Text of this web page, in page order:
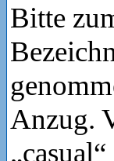
Bitte
Anzug.